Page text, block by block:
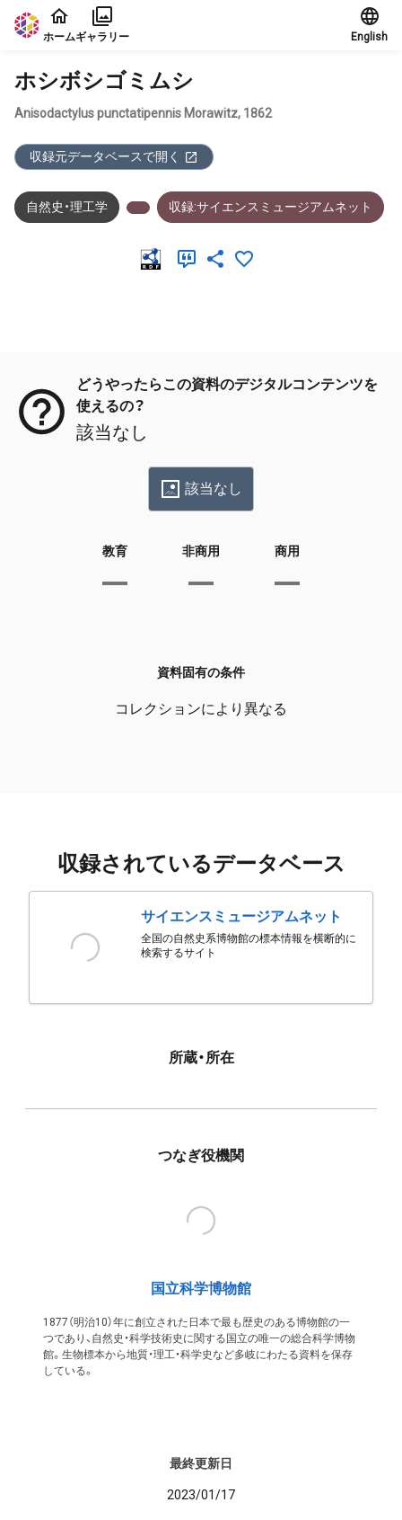
本文に飛ぶ
ホームギャラリー English
ホシボシゴミムシ
Anisodactylus punctatipennis Morawitz, 1862
収録元データベースで開く
自然史・理工学 収録:サイエンスミュージアムネット
どうやったらこの資料のデジタルコンテンツを
使えるの？
該当なし
該当なし
教育 非商用 商用
資料固有の条件
コレクションにより異なる
収録されているデータベース
サイエンスミュージアムネット
全国の自然史系博物館の標本情報を横断的に
検索するサイト
所蔵・所在
つなぎ役機関
国立科学博物館
1877（明治10）年に創立された日本で最も歴史のある博物館の一
つであり、自然史・科学技術史に関する国立の唯一の総合科学博物
館。生物標本から地質・理工・科学史など多岐にわたる資料を保存
している。
最終更新日
2023/01/17